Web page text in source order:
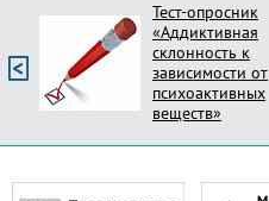
Тест-опросник
«Аддиктивная
склонность к
зависимости от
психоактивных
веществ»